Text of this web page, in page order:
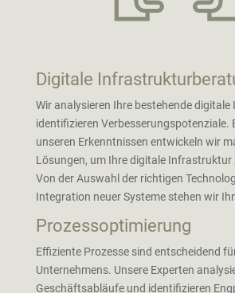
Digitale
Wir analysieren Ihre bestehende
identifizieren Verbesserungspotenziale.
unseren Erkenntnissen entwickeln wir
Lösungen, um Ihre digitale Infrastruktur
Von der Auswahl der richtigen
Integration neuer Systeme stehen wir
Prozessoptimierung
Effiziente Prozesse sind entscheidend
Unternehmens. Unsere Experten
Geschäftsabläufe und identifizieren